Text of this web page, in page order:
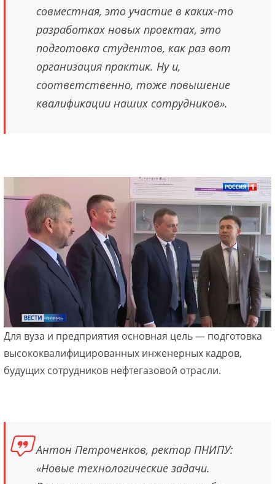
совместная, это участие в каких-то
разработках новых проектах, это
подготовка студентов, как раз вот
организация практик. Ну и,
соответственно, тоже повышение
квалификации наших сотрудников».
Для вуза и предприятия основная цель — подготовка
высококвалифицированных инженерных кадров,
будущих сотрудников нефтегазовой отрасли.
Антон Петроченков, ректор ПНИПУ:
«Новые технологические задачи.